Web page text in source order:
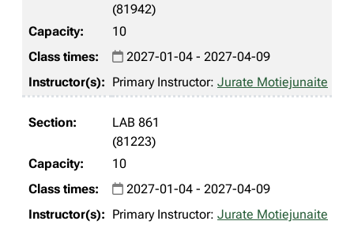
(81942)
10
2027-01-04 - 2027-04-09
Primary Instructor: Jurate Motiejunaite
LAB 861
(81223)
10
2027-01-04 - 2027-04-09
Primary Instructor: Jurate Motiejunaite